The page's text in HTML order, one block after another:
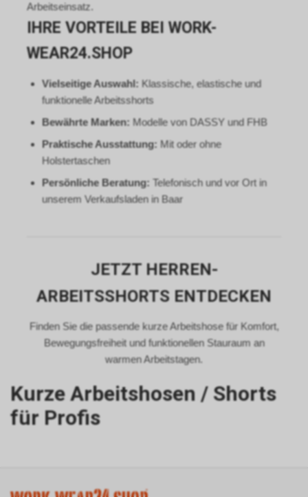
Arbeitseinsatz.
IHRE VORTEILE BEI WORK-
WEAR24.SHOP
Vielseitige Auswahl: Klassische, elastische und
funktionelle Arbeitsshorts
Bewährte Marken: Modelle von DASSY und FHB
Praktische Ausstattung: Mit oder ohne
Holstertaschen
Persönliche Beratung: Telefonisch und vor Ort in
unserem Verkaufsladen in Baar
JETZT HERREN-
ARBEITSSHORTS ENTDECKEN
Finden Sie die passende kurze Arbeitshose für Komfort,
Bewegungsfreiheit und funktionellen Stauraum an
warmen Arbeitstagen.
Kurze Arbeitshosen / Shorts
für Profis